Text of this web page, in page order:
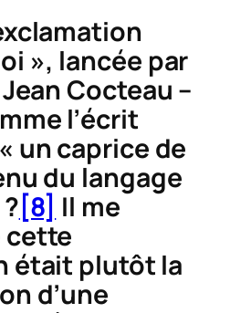
», lancée par
Cocteau –
l’écrit
un caprice de
du langage
[8] Il me
cette
était plutôt la
d’une